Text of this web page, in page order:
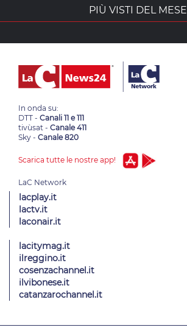
PIÙ VISTI DEL MESE
In onda su:
DTT - Canali 11 e 111
tivùsat - Canale 411
Sky - Canale 820
Scarica tutte le nostre app!
lacplay.it
lactv.it
laconair.it
lacitymag.it
ilreggino.it
cosenzachannel.it
ilvibonese.it
catanzarochannel.it